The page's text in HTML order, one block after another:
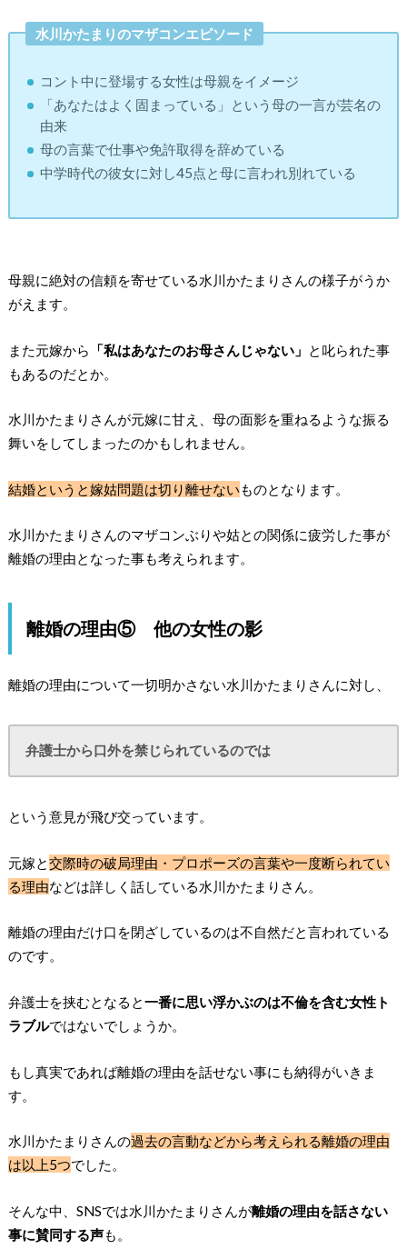
水川かたまりのマザコンエピソード
コント中に登場する女性は母親をイメージ
「あなたはよく固まっている」という母の一言が芸名の
由来
母の言葉で仕事や免許取得を辞めている
中学時代の彼女に対し45点と母に言われ別れている
母親に絶対の信頼を寄せている水川かたまりさんの様子がうか
がえます。
また元嫁から 「私はあなたのお母さんじゃない」
と叱られた事
もあるのだとか。
水川かたまりさんが元嫁に甘え、母の面影を重ねるような振る
舞いをしてしまったのかもしれません。
結婚というと嫁姑問題は切り離せないものとなります。
水川かたまりさんのマザコンぶりや姑との関係に疲労した事が
離婚の理由となった事も考えられます。
離婚の理由⑤ 他の女性の影
離婚の理由について一切明かさない水川かたまりさんに対し、
弁護士から口外を禁じられているのでは
という意見が飛び交っています。
元嫁と交際時の破局理由・プロポーズの言葉や一度断られてい
る理由などは詳しく話している水川かたまりさん。
離婚の理由だけ口を閉ざしているのは不自然だと言われている
のです。
弁護士を挟むとなると一番に思い浮かぶのは不倫を含む女性ト
ラブルではないでしょうか。
もし真実であれば離婚の理由を話せない事にも納得がいきま
す。
水川かたまりさんの過去の言動などから考えられる離婚の理由
は以上5つでした。
そんな中、SNSでは水川かたまりさんが離婚の理由を話さない
事に賛同する声も。